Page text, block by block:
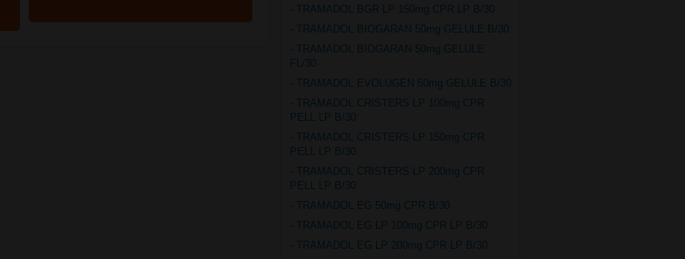
- TRAMADOL BGR LP 150mg CPR LP B/30
- TRAMADOL BIOGARAN 50mg GELULE B/30
- TRAMADOL BIOGARAN 50mg GELULE
FL/30
- TRAMADOL EVOLUGEN 50mg GELULE B/30
- TRAMADOL CRISTERS LP 100mg CPR
PELL LP B/30
- TRAMADOL CRISTERS LP 150mg CPR
PELL LP B/30
- TRAMADOL CRISTERS LP 200mg CPR
PELL LP B/30
- TRAMADOL EG 50mg CPR B/30
- TRAMADOL EG LP 100mg CPR LP B/30
- TRAMADOL EG LP 200mg CPR LP B/30